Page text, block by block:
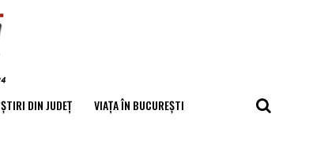
ȘTIRI DIN JUDEȚ VIAȚA ÎN BUCUREȘTI